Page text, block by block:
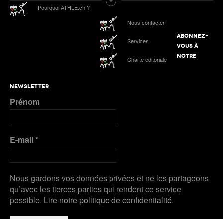
ATHLE.ch aux Mondiaux indoor 2025 à Nanjing :
tous les liens de notre suivi spécial
ATHLE.ch à l’Euro indoor 2025 à Apeldoorn
Tokyo 2025 | Le Podcast d’ATHLE.ch | Jour 9 :
Werro 6e de sa 1ère finale mondiale en plein air
Podcast n°4 : Grand Slam Track, grande
première à Kingston
Plus de Audios
Pourquoi ATHLE.ch ?
Nous contacter
Services
Charte éditoriale
ABONNEZ-
VOUS À
NOTRE
NEWSLETTER
Prénom
E-mail*
Nous gardons vos données privées et ne les partageons
qu’avec les tierces parties qui rendent ce service
possible. Lire notre politique de confidentialité.